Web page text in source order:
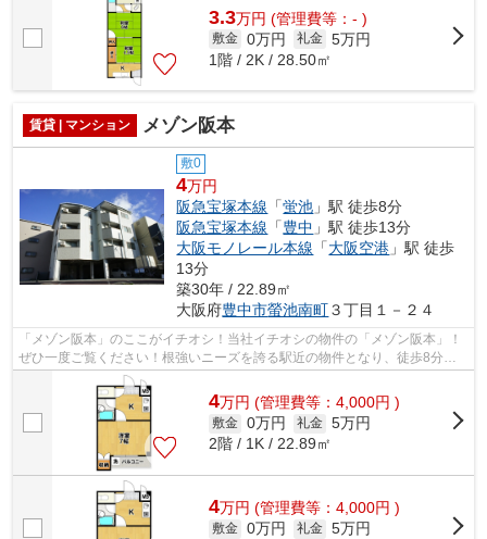
3.3万円 (管理費等：- )
敷金 0万円 礼金 5万円
1階 / 2K / 28.50㎡
賃貸 | マンション メゾン阪本
敷0
4万円
阪急宝塚本線 「蛍池 」駅 徒歩8分
阪急宝塚本線 「豊中 」駅 徒歩13分
大阪モノレール本線 「大阪空港 」駅 徒歩
13分
築30年 / 22.89㎡
大阪府豊中市螢池南町３丁目１－２４
「メゾン阪本」のここがイチオシ！当社イチオシの物件の「メゾン阪本」！
ぜひ一度ご覧ください！根強いニーズを誇る駅近の物件となり、徒歩8分に
駅があります！こちらはマンションタイ...
4万円 (管理費等：4,000円 )
敷金 0万円 礼金 5万円
2階 / 1K / 22.89㎡
4万円 (管理費等：4,000円 )
敷金 0万円 礼金 5万円